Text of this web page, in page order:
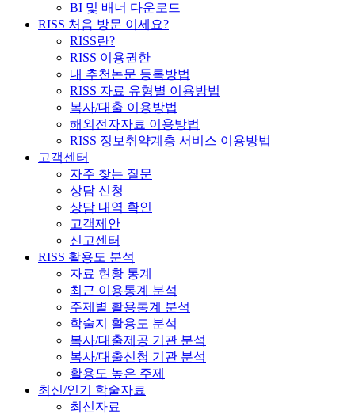
BI 및 배너 다운로드
RISS 처음 방문 이세요?
RISS란?
RISS 이용권한
내 추천논문 등록방법
RISS 자료 유형별 이용방법
복사/대출 이용방법
해외전자자료 이용방법
RISS 정보취약계층 서비스 이용방법
고객센터
자주 찾는 질문
상담 신청
상담 내역 확인
고객제안
신고센터
RISS 활용도 분석
자료 현황 통계
최근 이용통계 분석
주제별 활용통계 분석
학술지 활용도 분석
복사/대출제공 기관 분석
복사/대출신청 기관 분석
활용도 높은 주제
최신/인기 학술자료
최신자료